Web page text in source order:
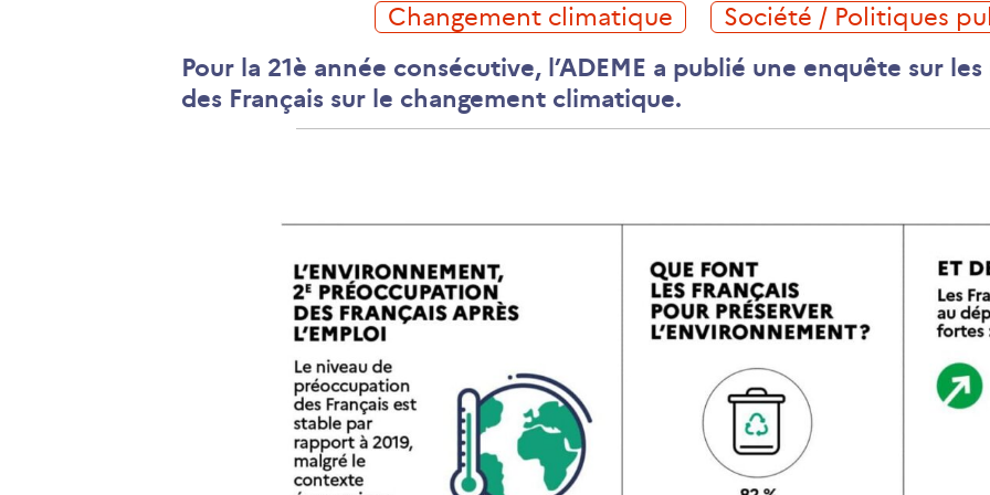
Changement climatique
Société / Politiques
Pour la 21è année consécutive, l’ADEME a publié une enquête sur
des Français sur le changement climatique.